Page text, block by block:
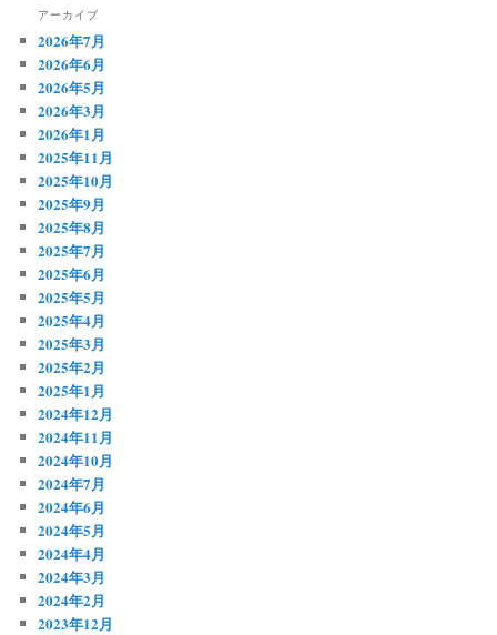
アーカイブ
2026年7月
2026年6月
2026年5月
2026年3月
2026年1月
2025年11月
2025年10月
2025年9月
2025年8月
2025年7月
2025年6月
2025年5月
2025年4月
2025年3月
2025年2月
2025年1月
2024年12月
2024年11月
2024年10月
2024年7月
2024年6月
2024年5月
2024年4月
2024年3月
2024年2月
2023年12月